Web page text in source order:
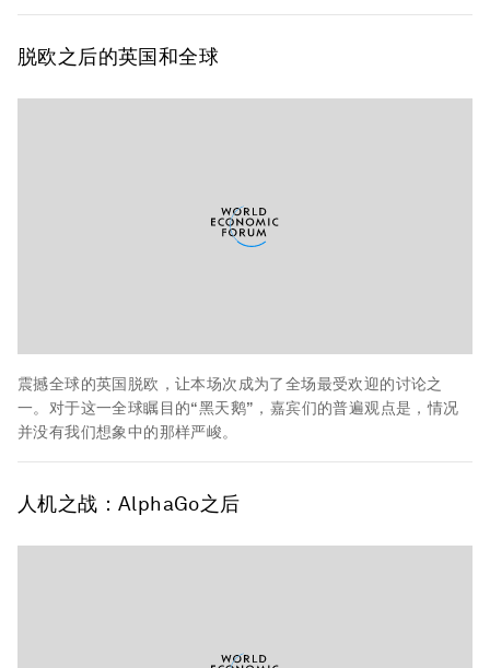
脱欧之后的英国和全球
震撼全球的英国脱欧，让本场次成为了全场最受欢迎的讨论之
一。对于这一全球瞩目的“黑天鹅”，嘉宾们的普遍观点是，情况
并没有我们想象中的那样严峻。
人机之战： AlphaGo之后